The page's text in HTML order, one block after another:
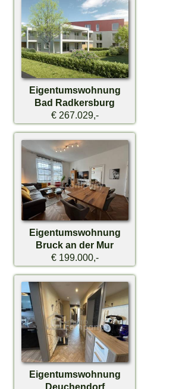
Eigentumswohnung
Bad Radkersburg
€ 267.029,-
Eigentumswohnung
Bruck an der Mur
€ 199.000,-
Eigentumswohnung
Deuchendorf